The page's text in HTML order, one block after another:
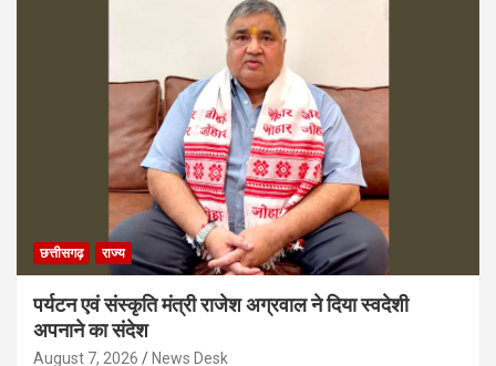
छत्तीसगढ़ राज्य
पर्यटन एवं संस्कृति मंत्री राजेश अग्रवाल ने दिया स्वदेशी
अपनाने का संदेश
August 7, 2026 News Desk